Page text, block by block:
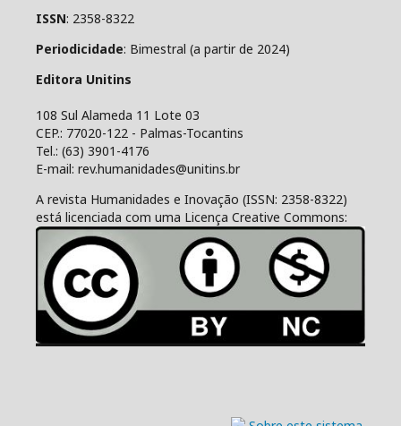
ISSN: 2358-8322
Periodicidade: Bimestral (a partir de 2024)
Editora Unitins
108 Sul Alameda 11 Lote 03
CEP.: 77020-122 - Palmas-Tocantins
Tel.: (63) 3901-4176
E-mail: rev.humanidades@unitins.br
A revista Humanidades e Inovação (ISSN: 2358-8322)
está licenciada com uma Licença Creative Commons: